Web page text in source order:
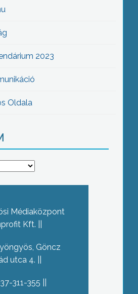
2023
Oldala
Médiaközpont
Kft.
Göncz
utca 4.
311-355